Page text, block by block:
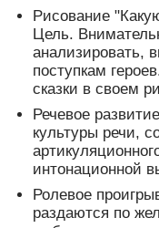
Рисование
Цель.
анализировать,
поступкам
сказки в своем
Речевое
культуры речи,
интонационной
Ролевое
раздаются по